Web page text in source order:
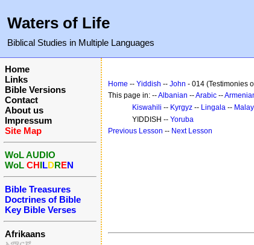
Waters of Life
Biblical Studies in Multiple Languages
Home
Links
Bible Versions
Contact
About us
Impressum
Site Map
WoL AUDIO
WoL CHILDREN
Bible Treasures
Doctrines of Bible
Key Bible Verses
Afrikaans
Home -- Yiddish -- John - 014 (Testimonies
This page in: --Albanian --Arabic --
Kiswahili -- Kyrgyz -- Lingala --
YIDDISH -- Yoruba
Previous Lesson -- Next Lesson